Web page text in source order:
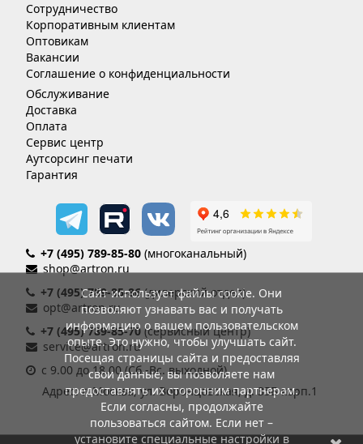
Сотрудничество
Корпоративным клиентам
Оптовикам
Вакансии
Соглашение о конфиденциальности
Обслуживание
Доставка
Оплата
Сервис центр
Аутсорсинг печати
Гарантия
+7 (495) 789-85-80 (многоканальный)
shop@artron.ru
+7 (495) 789-85-86(дилерский отдел)
opt@artron.ru
+7 (495) 789-85-70 (сервисный центр)
service@artron.ru
с 9.00 до 18.00 (Сб.-Вс. выходной)
Адрес: г. Москва, ул. Воронцовская, д. 35Б корп.1
Сайт использует файлы cookie. Они
позволяют узнавать вас и получать
информацию о вашем пользовательском
опыте. Это нужно, чтобы улучшать сайт.
Посещая страницы сайта и предоставляя
свои данные, вы позволяете нам
предоставлять их сторонним партнерам.
Если согласны, продолжайте
пользоваться сайтом. Если нет –
установите специальные настройки в